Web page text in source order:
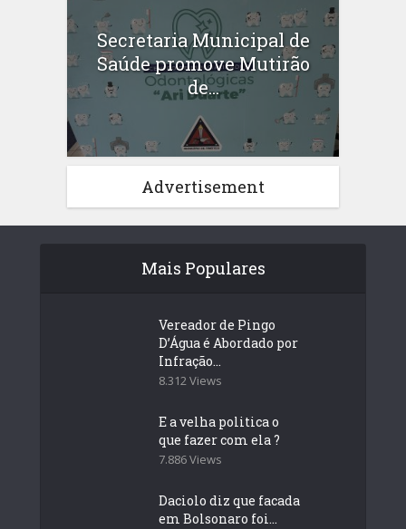
Secretaria Municipal de
Saúde promove Mutirão
de...
Advertisement
Mais Populares
Vereador de Pingo
D’Água é Abordado por
Infração...
8.312 Views
E a velha politica o
que fazer com ela ?
7.886 Views
Daciolo diz que facada
em Bolsonaro foi...